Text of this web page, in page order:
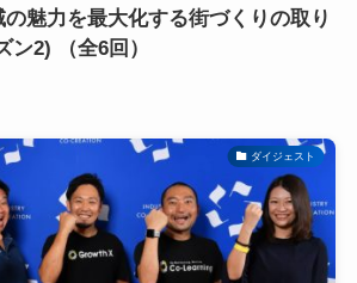
の魅力を最大化する街づくりの取り
2) （全6回）
ダイジェスト